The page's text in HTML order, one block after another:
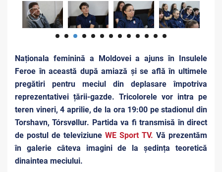
Naționala feminină a Moldovei a ajuns în Insulele
Feroe în această după amiază și se află în ultimele
pregătiri pentru meciul din deplasare împotriva
reprezentativei țării-gazde. Tricolorele vor intra pe
teren vineri, 4 aprilie, de la ora 19:00 pe stadionul din
Torshavn, Tórsvøllur. Partida va fi transmisă în direct
de postul de televiziune WE Sport TV. Vă prezentăm
în galerie câteva imagini de la ședința teoretică
dinaintea meciului.